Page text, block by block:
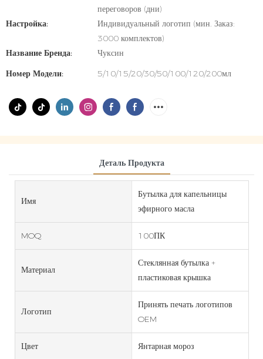
переговоров (дни)
Настройка:
Индивидуальный логотип (мин. Заказ:
3000 комплектов)
Название Бренда:
Чуксин
Номер Модели:
5/10/15/20/30/50/100/120/200мл
Деталь Продукта
Имя
Бутылка для капельницы
эфирного масла
MOQ 100ПК
Материал
Стеклянная бутылка +
пластиковая крышка
Логотип
Принять печать логотипов
OEM
Цвет Янтарная мороз